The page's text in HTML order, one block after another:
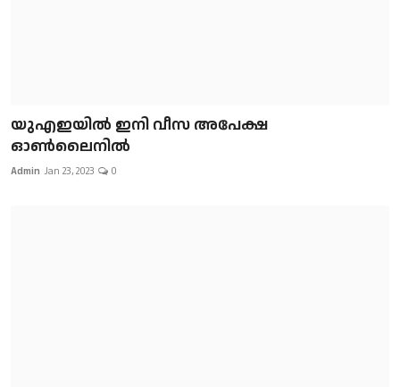
യുഎഇയിൽ ഇനി വീസ അപേക്ഷ
ഓൺലൈനിൽ
Admin Jan 23, 2023 0